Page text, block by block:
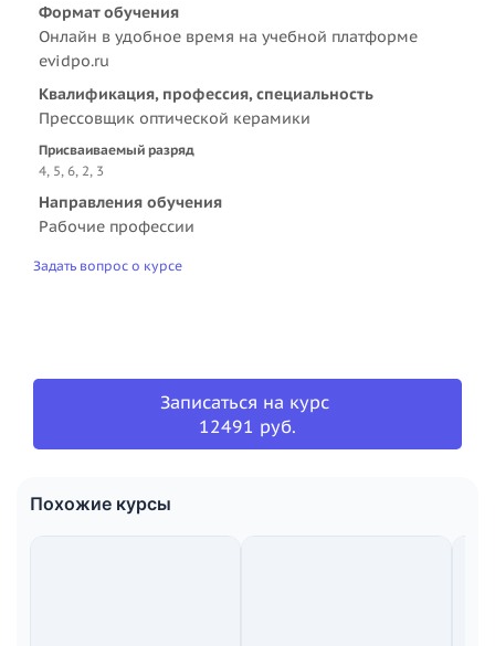
Формат обучения
Онлайн в удобное время на учебной платформе
evidpo.ru
Квалификация, профессия, специальность
Прессовщик оптической керамики
Присваиваемый разряд
4, 5, 6, 2, 3
Направления обучения
Рабочие профессии
Задать вопрос о курсе
Записаться на курс
12491 руб.
Похожие курсы